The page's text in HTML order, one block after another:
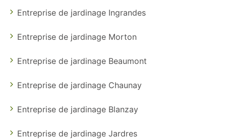
Entreprise de jardinage Ingrandes
Entreprise de jardinage Morton
Entreprise de jardinage Beaumont
Entreprise de jardinage Chaunay
Entreprise de jardinage Blanzay
Entreprise de jardinage Jardres